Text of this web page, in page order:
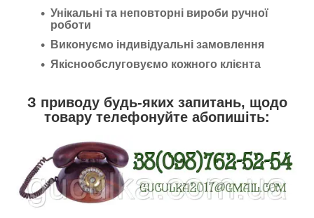
Унікальні та неповторні вироби ручної
роботи
Виконуємо індивідуальні замовлення
Якіснообслуговуємо кожного клієнта
З приводу будь-яких запитань, щодо
товару телефонуйте абопишіть: